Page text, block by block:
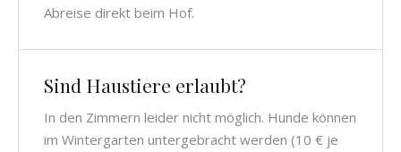
Abreise direkt beim Hof.
Sind Haustiere erlaubt?
In den Zimmern leider nicht möglich. Hunde können
im Wintergarten untergebracht werden (10 € je